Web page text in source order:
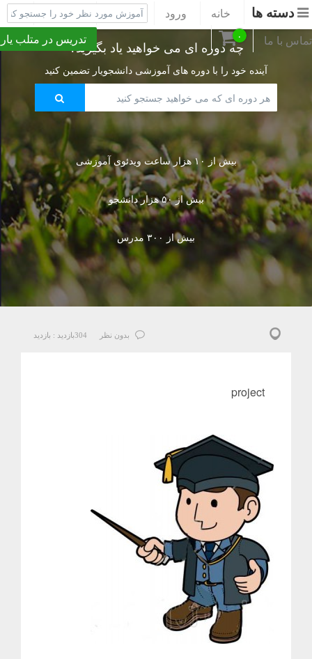
دسته ها خانه ورود ثبت نام
پشتیبانی
تماس با ما
۰ تدریس در متلب یارچه دوره ای می خواهید یاد بگیرید؟
آینده خود را با دوره های آموزشی دانشجویار تضمین کنید
بیش از ۱۰ هزار ساعت ویدئوی آموزشی
بیش از ۵۰ هزار دانشجو
بیش از ۳۰۰ مدرس
بدون نظر بازدید :304 بازدید
project